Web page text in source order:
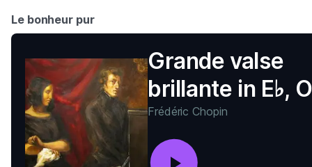
Le bonheur pur
Grande valse
brillante in E♭,
Frédéric Chopin